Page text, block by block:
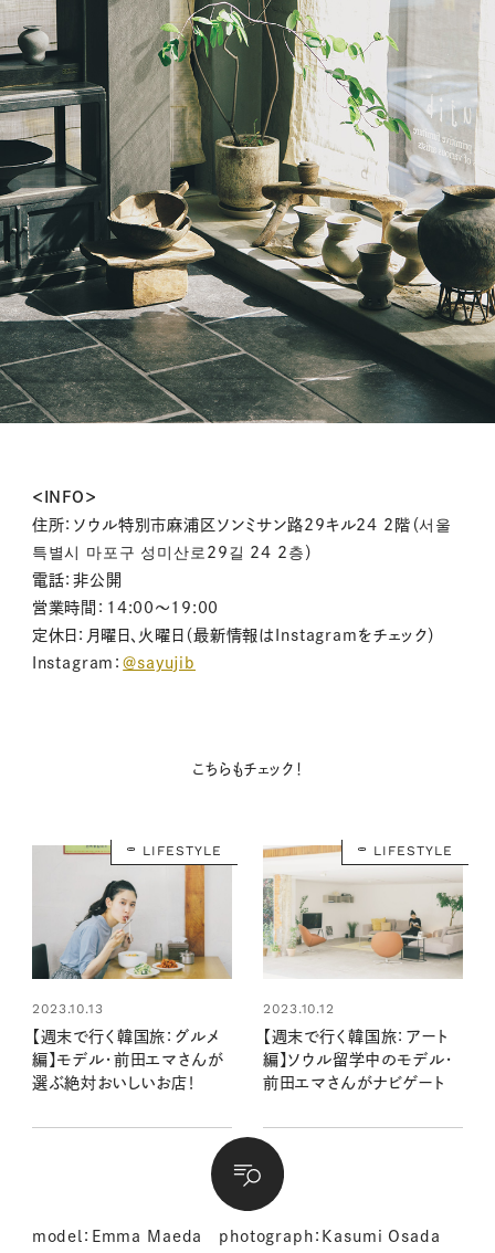
＜INFO＞
住所：ソウル特別市麻浦区ソンミサン路29キル24 2階（서울
특별시 마포구 성미산로29길 24 2층）
電話：非公開
営業時間：14:00〜19:00
定休日：月曜日、火曜日（最新情報はInstagramをチェック）
Instagram：＠sayujib
こちらもチェック！
LIFESTYLE
2023.10.13
【週末で行く韓国旅：グルメ
編】モデル・前田エマさんが
選ぶ絶対おいしいお店！
LIFESTYLE
2023.10.12
【週末で行く韓国旅：アート
編】ソウル留学中のモデル・
前田エマさんがナビゲート
model：Emma Maeda photograph：Kasumi Osada